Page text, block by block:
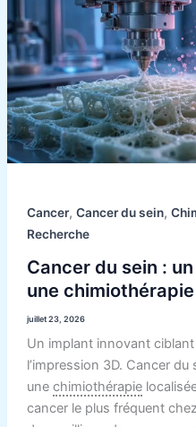
Cancer, Cancer du sein,
Recherche
Cancer du sein :
une
juillet 23, 2026
Un implant innovant
l’impression 3D. Cancer
une chimiothérapie
cancer le plus fréquent
:
un
implant
en
3D
pour
une
localisée.